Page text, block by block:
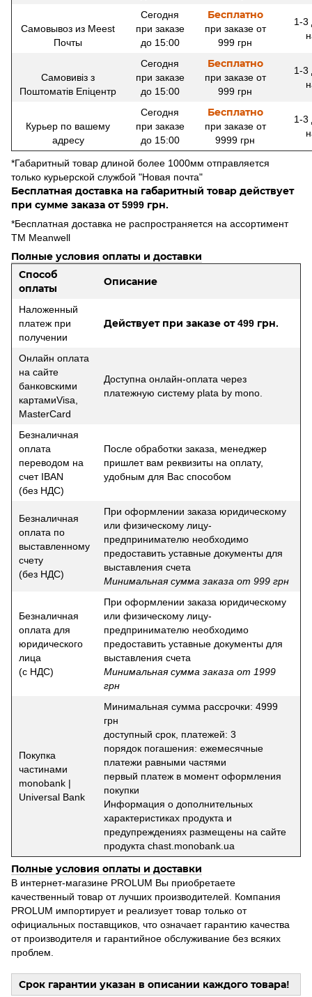
Самовывоз из Meest
Почты
Сегодня
при заказе
до 15:00
Бесплатно
при заказе от
999 грн
1-3
Самовивіз з
Поштоматів Епіцентр
Сегодня
при заказе
до 15:00
Бесплатно
при заказе от
999 грн
1-3
Курьер по вашему
адресу
Сегодня
при заказе
до 15:00
Бесплатно
при заказе от
9999 грн
1-3
*Габаритный товар длиной более 1000мм отправляется
только курьерской службой "Новая почта"
Бесплатная доставка на габаритный товар действует
при сумме заказа от 5999 грн.
*Бесплатная доставка не распространяется на ассортимент
ТМ Meanwell
Полные условия оплаты и доставки
Способ
оплаты
Описание
Наложенный
платеж при
получении
Действует при заказе от 499 грн.
Онлайн оплата
на сайте
банковскими
картамиVisa,
MasterCard
Доступна онлайн-оплата через
платежную систему plata by mono.
Безналичная
оплата
переводом на
счет IBAN
(без НДС)
После обработки заказа, менеджер
пришлет вам реквизиты на оплату,
удобным для Вас способом
Безналичная
оплата по
выставленному
счету
(без НДС)
При оформлении заказа юридическому
или физическому лицу-
предпринимателю необходимо
предоставить уставные документы для
выставления счета
Минимальная сумма заказа от 999 грн
Безналичная
оплата для
юридического
лица
(с НДС)
При оформлении заказа юридическому
или физическому лицу-
предпринимателю необходимо
предоставить уставные документы для
выставления счета
Минимальная сумма заказа от 1999
грн
Покупка
частинами
monobank |
Universal Bank
Минимальная сумма рассрочки: 4999
грн
доступный срок, платежей: 3
порядок погашения: ежемесячные
платежи равными частями
первый платеж в момент оформления
покупки
Информация о дополнительных
характеристиках продукта и
предупреждениях размещены на сайте
продукта chast.monobank.ua
Полные условия оплаты и доставки
В интернет-магазине PROLUM Вы приобретаете
качественный товар от лучших производителей. Компания
PROLUM импортирует и реализует товар только от
официальных поставщиков, что означает гарантию качества
от производителя и гарантийное обслуживание без всяких
проблем.
Срок гарантии указан в описании каждого товара!